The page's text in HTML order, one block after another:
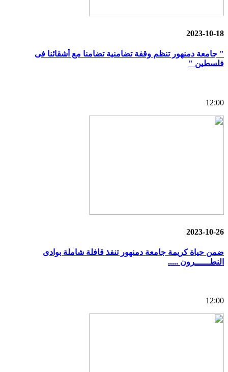
2023-10-18
" جامعة دمنهور تنظم وقفة تضامنية تضامنا مع أشقائنا فى
فلسطين "
12:00
2023-10-26
ضمن حياة كريمة جامعة دمنهور تنفذ قافلة شاملة بوادى
النطــــــرون .....
12:00